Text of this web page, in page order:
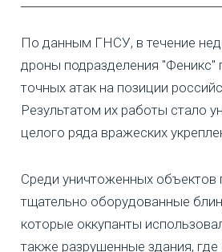
По данным ГНСУ, в течение
дроны подразделения "Феникс"
точных атак на позиции
Результатом их работы стало
целого ряда вражеских
Среди уничтоженных объектов
тщательно оборудованные
которые оккупанты
также разрушенные здания, где